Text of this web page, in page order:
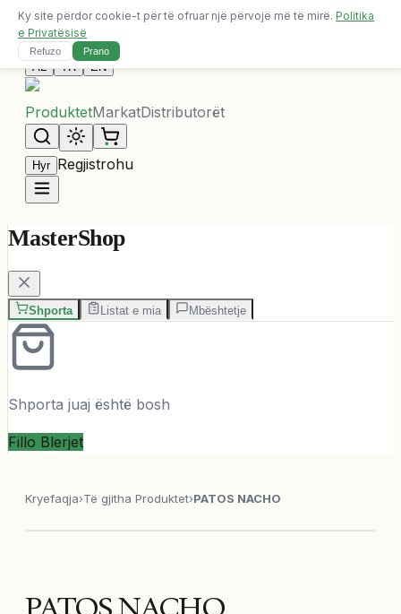
Dërgesa falas për porosi mbi 10,000 ALL
Na Kontaktoni
AL TR EN
ProduktetMarkatDistributorët
Hyr Regjistrohu
MasterShop
Shporta Listat e mia Mbështetje
Shporta juaj është bosh
Fillo Blerjet
Kryefaqja›Të gjitha Produktet›PATOS NACHO
Ky site përdor cookie-t për të ofruar një përvojë më të mirë. Politika
e Privatësisë
Refuzo Prano